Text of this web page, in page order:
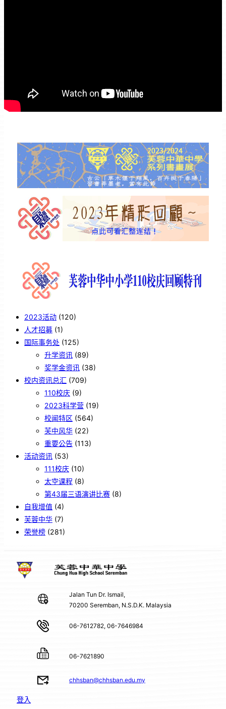
2023活动 (120)
人才招募 (1)
国际事务处 (125)
升学资讯 (89)
奖学金资讯 (38)
校内资讯总汇 (709)
110校庆 (9)
2023科学营 (19)
校闻特区 (564)
芙中风华 (22)
重要公告 (113)
活动资讯 (53)
111校庆 (10)
太空课程 (8)
第43届三语演讲比赛 (8)
自我增值 (4)
芙蓉中华 (7)
荣誉榜 (281)
Jalan Tun Dr. Ismail,
70200 Seremban, N.S.D.K. Malaysia
06-7612782, 06-7646984
06-7621890
chhsban@chhsban.edu.my
登入